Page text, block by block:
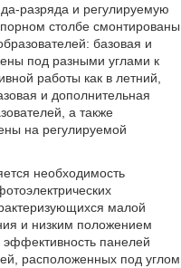
разряда и регулируемую
столбе смонтированы
базовая и
под разными углами к
работы как в летний,
и дополнительная
а также
на регулируемой
необходимость
малой
и низким положением
панелей
расположенных под углом